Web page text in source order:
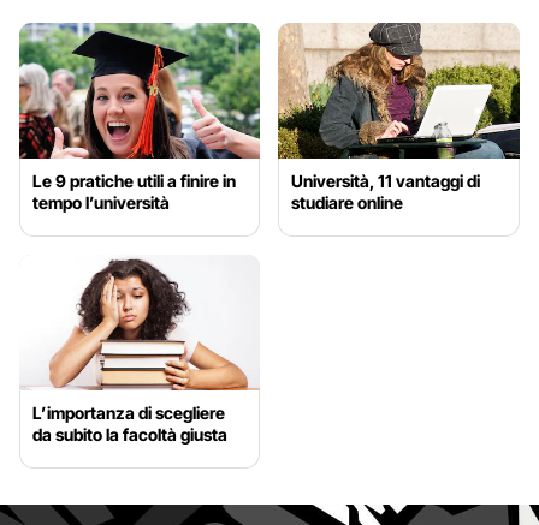
Le 9 pratiche utili a finire in
tempo l’università
Università, 11 vantaggi di
studiare online
L’importanza di scegliere
da subito la facoltà giusta